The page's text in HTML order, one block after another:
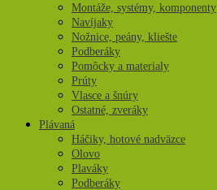
Montáže, systémy, komponenty
Navíjaky
Nožnice, peány, kliešte
Podberáky
Pomôcky a materialy
Prúty
Vlasce a šnúry
Ostatné, zveráky
Plávaná
Háčiky, hotové nadväzce
Olovo
Plaváky
Podberáky